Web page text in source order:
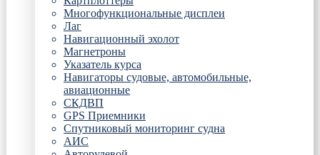
Многофункциональные дисплеи
Лаг
Навигационный эхолот
Магнетроны
Указатель курса
Навигаторы судовые, автомобильные,
авиационные
СКДВП
GPS Приемники
Спутниковый мониторинг судна
АИС